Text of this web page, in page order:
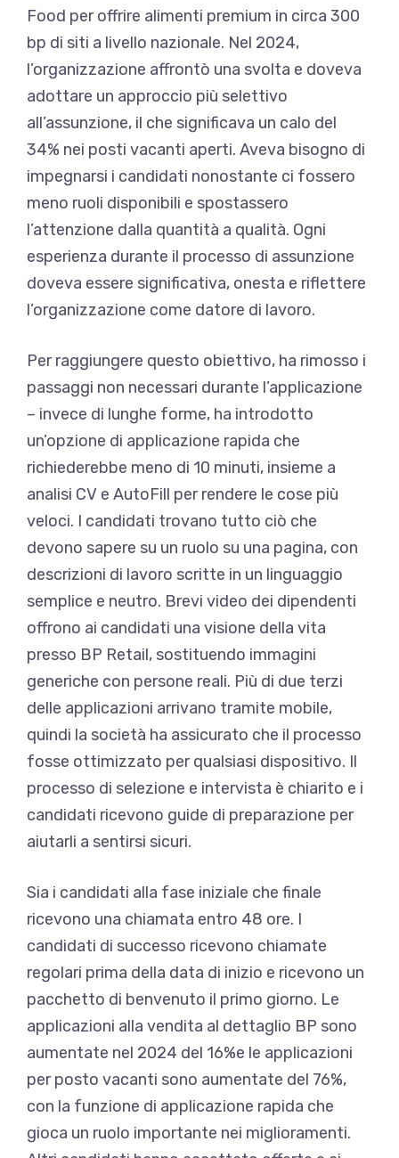
Food per offrire alimenti premium in circa 300
bp di siti a livello nazionale. Nel 2024,
l’organizzazione affrontò una svolta e doveva
adottare un approccio più selettivo
all’assunzione, il che significava un calo del
34% nei posti vacanti aperti. Aveva bisogno di
impegnarsi i candidati nonostante ci fossero
meno ruoli disponibili e spostassero
l’attenzione dalla quantità a qualità. Ogni
esperienza durante il processo di assunzione
doveva essere significativa, onesta e riflettere
l’organizzazione come datore di lavoro.
Per raggiungere questo obiettivo, ha rimosso i
passaggi non necessari durante l’applicazione
– invece di lunghe forme, ha introdotto
un’opzione di applicazione rapida che
richiederebbe meno di 10 minuti, insieme a
analisi CV e AutoFill per rendere le cose più
veloci. I candidati trovano tutto ciò che
devono sapere su un ruolo su una pagina, con
descrizioni di lavoro scritte in un linguaggio
semplice e neutro. Brevi video dei dipendenti
offrono ai candidati una visione della vita
presso BP Retail, sostituendo immagini
generiche con persone reali. Più di due terzi
delle applicazioni arrivano tramite mobile,
quindi la società ha assicurato che il processo
fosse ottimizzato per qualsiasi dispositivo. Il
processo di selezione e intervista è chiarito e i
candidati ricevono guide di preparazione per
aiutarli a sentirsi sicuri.
Sia i candidati alla fase iniziale che finale
ricevono una chiamata entro 48 ore. I
candidati di successo ricevono chiamate
regolari prima della data di inizio e ricevono un
pacchetto di benvenuto il primo giorno. Le
applicazioni alla vendita al dettaglio BP sono
aumentate nel 2024 del 16%e le applicazioni
per posto vacanti sono aumentate del 76%,
con la funzione di applicazione rapida che
gioca un ruolo importante nei miglioramenti.